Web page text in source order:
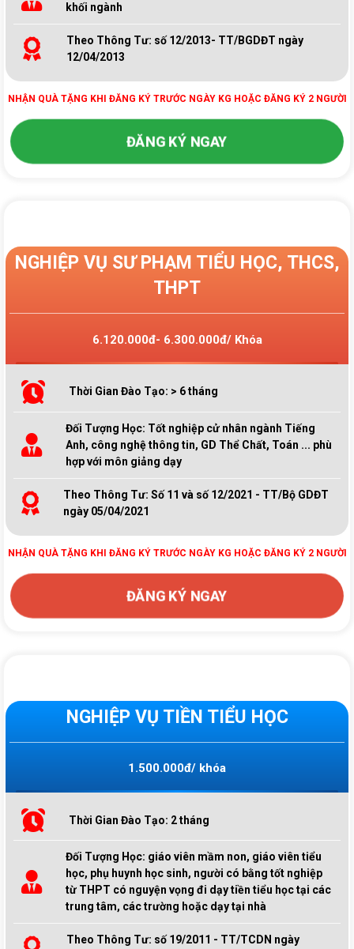
khối ngành
Theo Thông Tư: số 12/2013- TT/BGDĐT ngày
12/04/2013
NHẬN QUÀ TẶNG KHI ĐĂNG KÝ TRƯỚC NGÀY KG HOẶC ĐĂNG KÝ 2 NGƯỜI
ĐĂNG KÝ NGAY
NGHIỆP VỤ SƯ PHẠM TIỂU HỌC, THCS,
THPT
6.120.000đ- 6.300.000đ/ Khóa
Thời Gian Đào Tạo: > 6 tháng
Đối Tượng Học: Tốt nghiệp cử nhân ngành Tiếng
Anh, công nghệ thông tin, GD Thể Chất, Toán ... phù
hợp với môn giảng dạy
Theo Thông Tư: Số 11 và số 12/2021 - TT/Bộ GDĐT
ngày 05/04/2021
NHẬN QUÀ TẶNG KHI ĐĂNG KÝ TRƯỚC NGÀY KG HOẶC ĐĂNG KÝ 2 NGƯỜI
ĐĂNG KÝ NGAY
NGHIỆP VỤ TIỀN TIỂU HỌC
1.500.000đ/ khóa
Thời Gian Đào Tạo: 2 tháng
Đối Tượng Học: giáo viên mầm non, giáo viên tiểu
học, phụ huynh học sinh, người có bằng tốt nghiệp
từ THPT có nguyện vọng đi dạy tiền tiểu học tại các
trung tâm, các trường hoặc dạy tại nhà
Theo Thông Tư: số 19/2011 - TT/TCDN ngày